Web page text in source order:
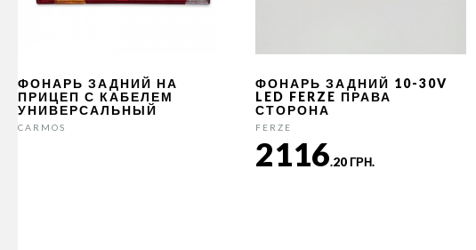
ФОНАРЬ ЗАДНИЙ НА
ПРИЦЕП С КАБЕЛЕМ
УНИВЕРСАЛЬНЫЙ
CARMOS
ФОНАРЬ ЗАДНИЙ 10-30V
LED FERZE ПРАВА
СТОРОНА
FERZE
2116.20 ГРН.